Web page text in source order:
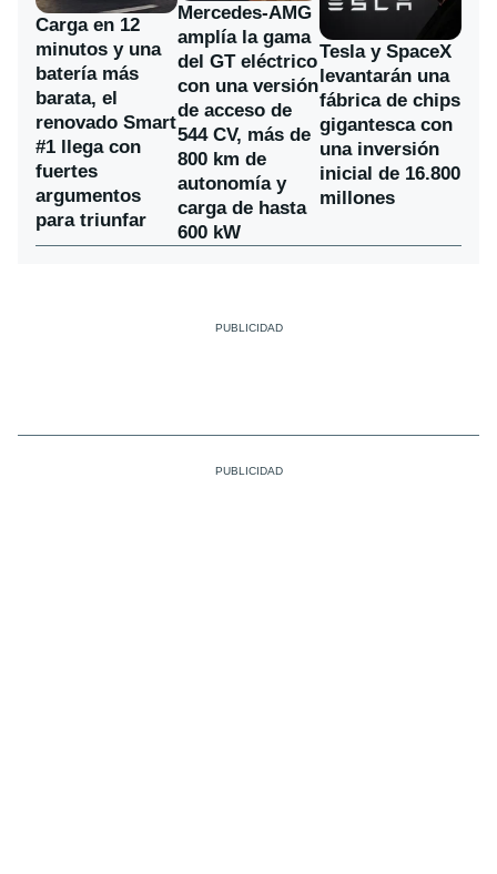
Carga en 12
minutos y una
batería más
barata, el
renovado Smart
#1 llega con
fuertes
argumentos
para triunfar
Mercedes-AMG
amplía la gama
del GT eléctrico
con una versión
de acceso de
544 CV, más de
800 km de
autonomía y
carga de hasta
600 kW
Tesla y SpaceX
levantarán una
fábrica de chips
gigantesca con
una inversión
inicial de 16.800
millones